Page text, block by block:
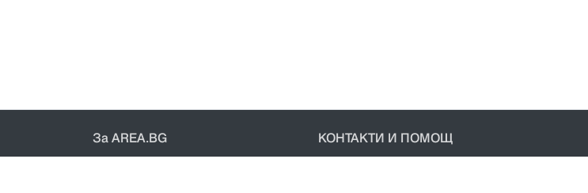
За AREA.BG
КОНТАКТИ И ПОМОЩ